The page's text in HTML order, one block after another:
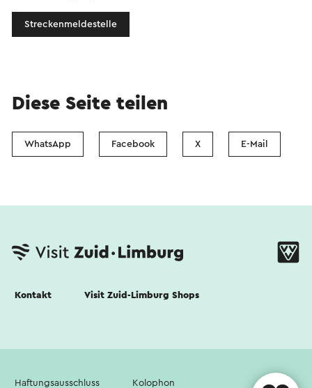
Streckenmeldestelle
Diese Seite teilen
WhatsApp Facebook X E-Mail
Kontakt Visit Zuid-Limburg Shops
Haftungsausschluss Kolophon